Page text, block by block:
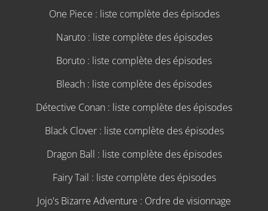
One Piece : liste complète des épisodes
Naruto : liste complète des épisodes
Boruto : liste complète des épisodes
Bleach : liste complète des épisodes
Détective Conan : liste complète des épisodes
Black Clover : liste complète des épisodes
Dragon Ball : liste complète des épisodes
Fairy Tail : liste complète des épisodes
Jojo's Bizarre Adventure : Ordre de visionnage